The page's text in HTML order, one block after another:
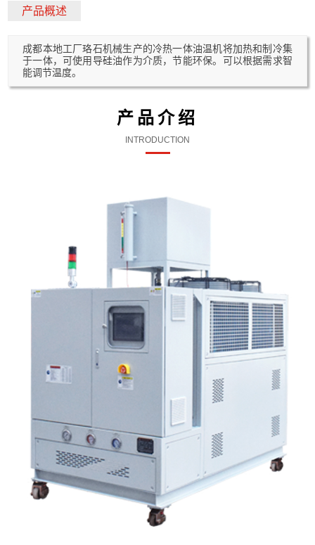
产品概述
成都本地工厂珞石机械生产的冷热一体油温机将加热和制冷集
于一体，可使用导硅油作为介质，节能环保。可以根据需求智
能调节温度。
产品介绍
INTRODUCTION